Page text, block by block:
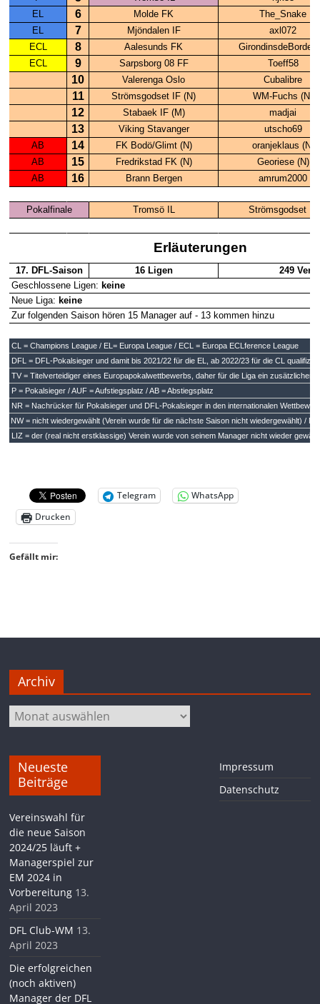
Telegram
WhatsApp
Drucken
Gefällt mir:
Archiv
Archiv
Neueste
Beiträge
Vereinswahl für
die neue Saison
2024/25 läuft +
Managerspiel zur
EM 2024 in
Vorbereitung 13.
April 2023
DFL Club-WM 13.
April 2023
Die erfolgreichen
(noch aktiven)
Manager der DFL
Impressum
Datenschutz